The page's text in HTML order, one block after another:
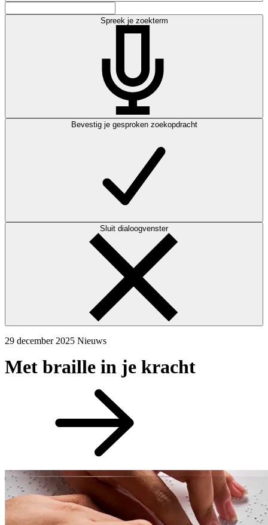
Spreek je zoekterm
Bevestig je gesproken zoekopdracht
Sluit dialoogvenster
29 december 2025 Nieuws
Met braille in je kracht